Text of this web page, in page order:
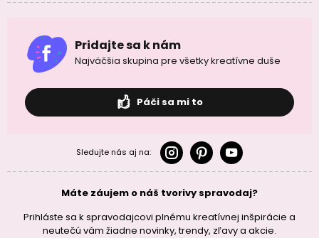
Pridajte sa k nám
Najväčšia skupina pre všetky kreatívne duše
Páči sa mi to
Sledujte nás aj na:
Máte záujem o náš tvorivy spravodaj?
Prihláste sa k spravodajcovi plnému kreatívnej inšpirácie a
neutečú vám žiadne novinky, trendy, zľavy a akcie.